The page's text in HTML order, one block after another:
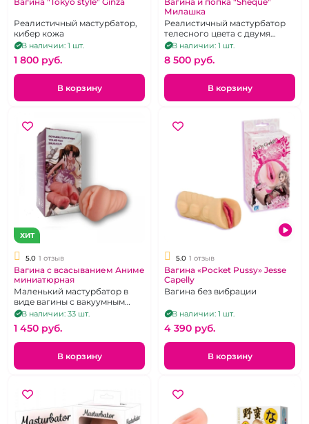
Реалистичный мастурбатор,
кибер кожа
В наличии: 1 шт.
1 800 pуб.
В корзину
Милашка
Реалистичный мастурбатор
телесного цвета с двумя
отверстиями.
В наличии: 1 шт.
8 500 pуб.
В корзину
ХИТ
5.0 1 отзыв
Вагина с всасыванием Аниме
миниатюрная
Маленький мастурбатор в
виде вагины с вакуумным
эффектом
В наличии: 33 шт.
1 450 pуб.
В корзину
5.0 1 отзыв
Вагина «Pocket Pussy» Jesse
Capelly
Вагина без вибрации
В наличии: 1 шт.
4 390 pуб.
В корзину